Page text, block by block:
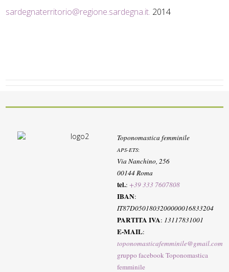
sardegnaterritorio@regione.sardegna.it. 2014
Toponomastica femminile
APS-ETS:
Via Nanchino, 256
00144 Roma
tel.:+39 333 7607808
IBAN:
IT87D0501803200000016833204
PARTITA IVA: 13117831001
E-MAIL:
toponomasticafemminile@gmail.com
gruppo facebook Toponomastica
femminile